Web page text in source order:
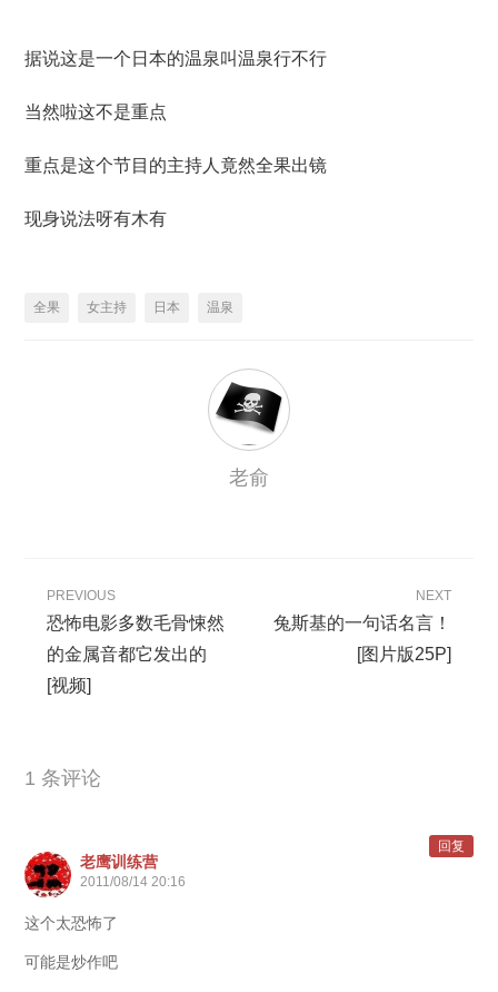
据说这是一个日本的温泉叫温泉行不行
当然啦这不是重点
重点是这个节目的主持人竟然全果出镜
现身说法呀有木有
全果 女主持 日本 温泉
老俞
PREVIOUS
恐怖电影多数毛骨悚然
的金属音都它发出的
[视频]
NEXT
兔斯基的一句话名言！
[图片版25P]
1 条评论
老鹰训练营
2011/08/14 20:16
这个太恐怖了
可能是炒作吧
回复